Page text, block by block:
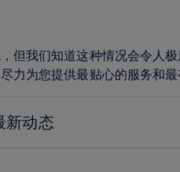
但我们知道这种情况会令人
力为您提供最贴心的服务和最